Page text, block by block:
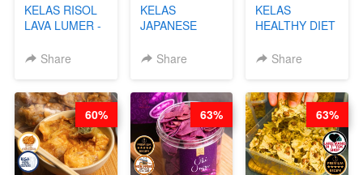
KELAS RISOL
LAVA LUMER -
KEKINIAN-BY
Share
KELAS
JAPANESE
KARAAGE - BY
Share
KELAS
HEALTHY DIET
BY BARISTA
Share
60% 63% 63%